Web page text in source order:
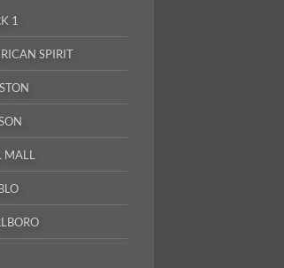
1
SPIRIT
MALL